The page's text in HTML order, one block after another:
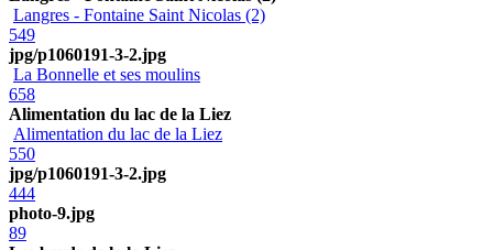
Langres - Fontaine Saint Nicolas (2)
549
jpg/p1060191-3-2.jpg
La Bonnelle et ses moulins
658
Alimentation du lac de la Liez
Alimentation du lac de la Liez
550
jpg/p1060191-3-2.jpg
444
photo-9.jpg
89